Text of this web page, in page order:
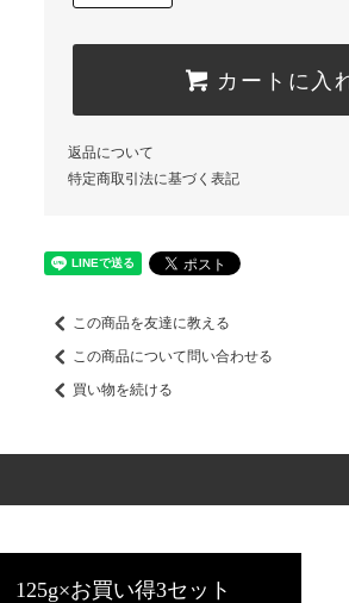
カートに入
返品について
特定商取引法に基づく表記
この商品を友達に教える
この商品について問い合わせる
買い物を続ける
125g×お買い得3セット